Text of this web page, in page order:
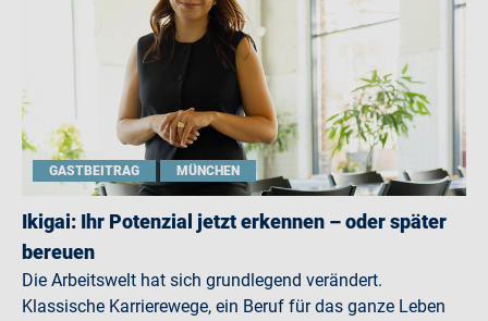
GASTBEITRAG MÜNCHEN
Ikigai: Ihr Potenzial jetzt erkennen – oder später
bereuen
Die Arbeitswelt hat sich grundlegend verändert.
Klassische Karrierewege, ein Beruf für das ganze Leben